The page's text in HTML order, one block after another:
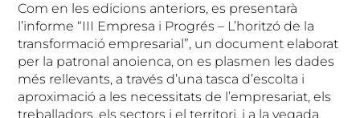
Com en les edicions anteriors, es presentarà
l’informe “III Empresa i Progrés – L’horitzó de la
transformació empresarial”, un document elaborat
per la patronal anoienca, on es plasmen les dades
més rellevants, a través d’una tasca d’escolta i
aproximació a les necessitats de l’empresariat, els
treballadors, els sectors i el territori, i a la vegada,